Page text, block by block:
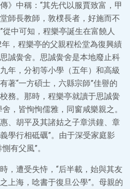
》中稱：“其先代以服賈致富，甲
師長教師，敦樸長者，好施而不
中可知，程樂亭誕生在富饒人
，程樂亭的父親程松堂為復興績
誠黌舍。思誠黌舍是本地廢止科
年，分初等小學（五年）和高級
著“一方碩士，六縣宗師”佳譽的
務。那時，程樂亭就讀于思誠黌
，皆恂恂儒雅，同窗咸樂親之。
、胡平及其諸姑之子章洪鐘、章
學行相砥礪”。由于深受家庭影
有父風”。
，遭受失恃，“后半載，始與其友
上海，唸書于復旦公學”。母親的